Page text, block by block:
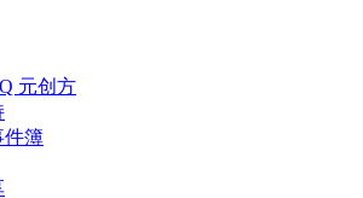
元创方
件簿